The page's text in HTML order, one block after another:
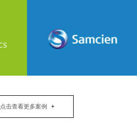
点击查看更多案例